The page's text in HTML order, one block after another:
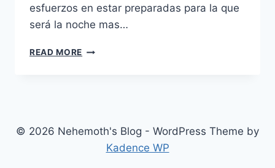
esfuerzos en estar preparadas para la que
será la noche mas…
READ MORE PROM
© 2026 Nehemoth's Blog - WordPress Theme by
Kadence WP